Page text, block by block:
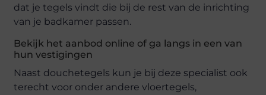
dat je tegels vindt die bij de rest van de inrichting
van je badkamer passen.
Bekijk het aanbod online of ga langs in een van
hun vestigingen
Naast douchetegels kun je bij deze specialist ook
terecht voor onder andere vloertegels,